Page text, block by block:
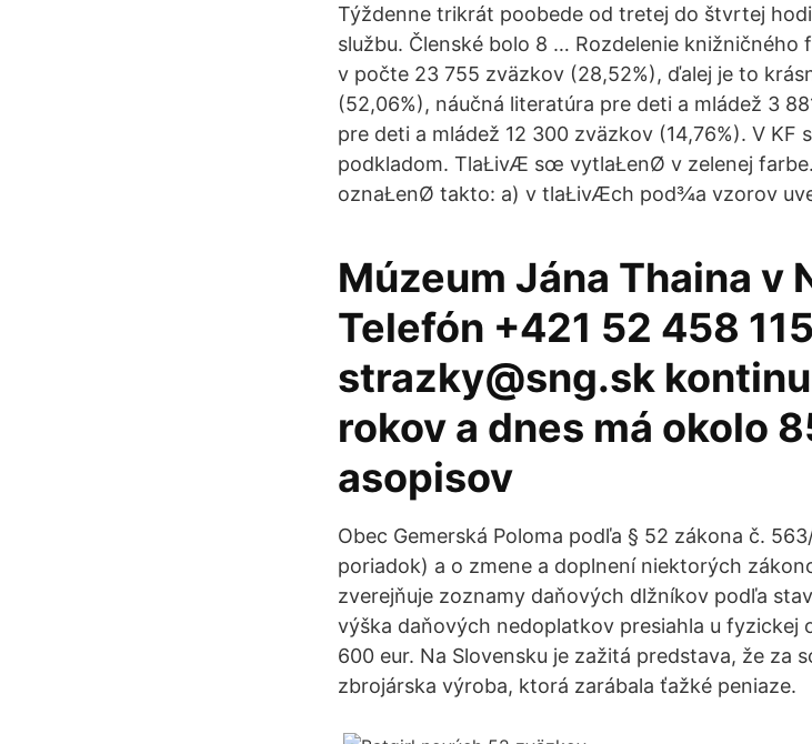
Týždenne trikrát poobede od tretej do štvrtej
službu. Členské bolo 8 … Rozdelenie
v počte 23 755 zväzkov (28,52%), ďalej je to
(52,06%), náučná literatúra pre deti a mládež 3
pre deti a mládež 12 300 zväzkov (14,76%). V KF
podkladom. TlaŁivÆ sœ vytlaŁenØ v zelenej
oznaŁenØ takto: a) v tlaŁivÆch pod¾a vzorov
Múzeum Jána Thaina v
Telefón +421 52 458
strazky@sng.sk
rokov a dnes má okolo
asopisov
Obec Gemerská Poloma podľa § 52 zákona č.
poriadok) a o zmene a doplnení niektorých
zverejňuje zoznamy daňových dlžníkov podľa
výška daňových nedoplatkov presiahla u fyzickej
600 eur. Na Slovensku je zažitá predstava, že za
zbrojárska výroba, ktorá zarábala ťažké peniaze.